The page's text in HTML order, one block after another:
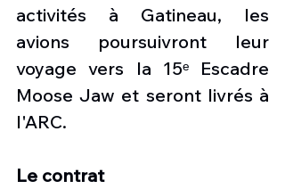
activités à Gatineau, les
avions poursuivront leur
voyage vers la 15ᵉ Escadre
Moose Jaw et seront livrés à
l'ARC.
Le contrat